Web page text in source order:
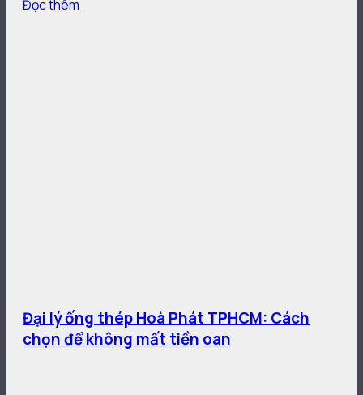
Đọc thêm
Đại lý ống thép Hoà Phát TPHCM: Cách
chọn để không mất tiền oan